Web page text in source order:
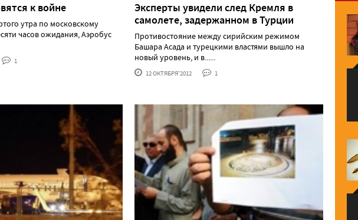
к войне
утра по московскому
часов ожидания, Аэробус
1
Эксперты увидели след Кремля в
самолете, задержанном в Турции
Противостояние между сирийским режимом
Башара Асада и турецкими властями вышло на
новый уровень, и в......
12 ОКТЯБРЯ'2012 1